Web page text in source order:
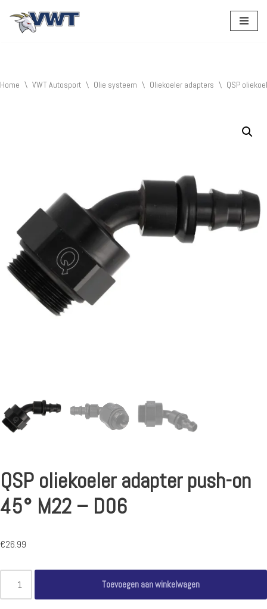
Home \ VWT Autosport \ Olie systeem \ Oliekoeler adapters \ QSP
QSP oliekoeler adapter push-on
45° M22 – D06
€26.99
Toevoegen aan winkelwagen